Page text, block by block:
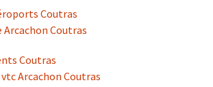
Coutras
Coutras
Coutras
Arcachon Coutras